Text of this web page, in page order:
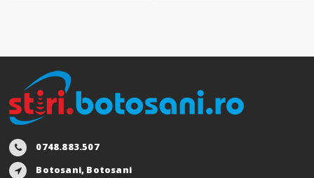
0748.883.507
Botosani, Botosani